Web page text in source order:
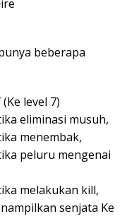
beberapa
level 7)
eliminasi musuh,
menembak,
peluru mengenai
melakukan kill,
senjata Ke